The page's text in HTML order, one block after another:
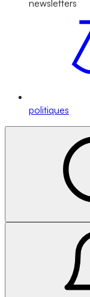
newsletters
politiques